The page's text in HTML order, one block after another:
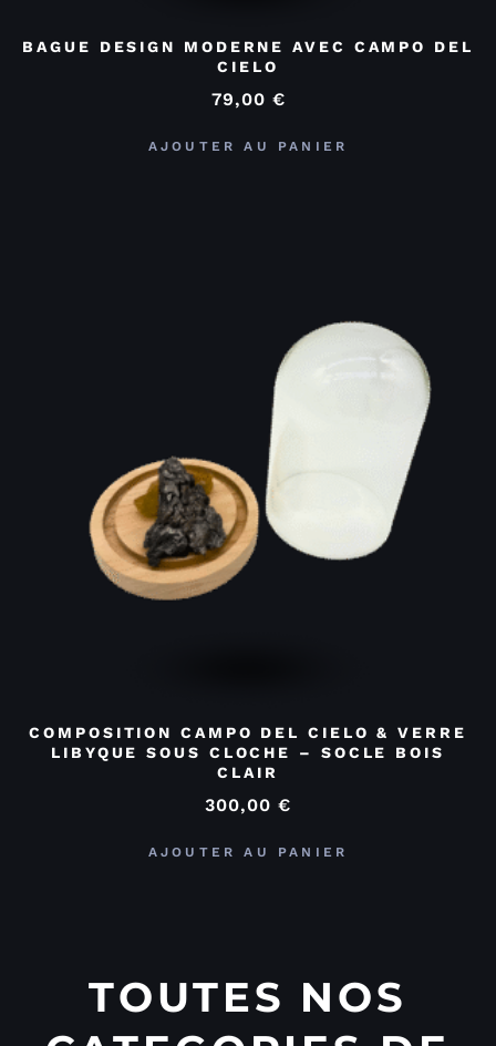
BAGUE DESIGN MODERNE AVEC CAMPO DEL
CIELO
79,00 €
AJOUTER AU PANIER
COMPOSITION CAMPO DEL CIELO & VERRE
LIBYQUE SOUS CLOCHE – SOCLE BOIS
CLAIR
300,00 €
AJOUTER AU PANIER
TOUTES NOS